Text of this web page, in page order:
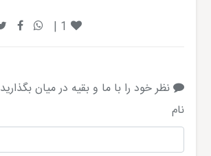
1
|
نظر خود را با ما و بقیه در میان بگذارید
نام